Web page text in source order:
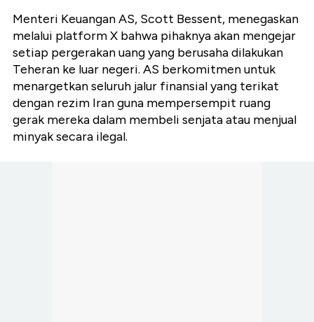
Menteri Keuangan AS, Scott Bessent, menegaskan
melalui platform X bahwa pihaknya akan mengejar
setiap pergerakan uang yang berusaha dilakukan
Teheran ke luar negeri. AS berkomitmen untuk
menargetkan seluruh jalur finansial yang terikat
dengan rezim Iran guna mempersempit ruang
gerak mereka dalam membeli senjata atau menjual
minyak secara ilegal.